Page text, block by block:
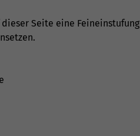
dieser Seite eine Feineinstufung